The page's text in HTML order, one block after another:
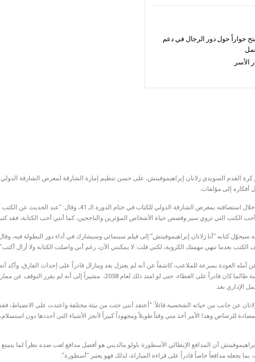
حواراً حول دور الرجال في دعم
الأسر
كرة القدم السويدي زلاتان إبراهيموفيتش، على حسن تنظيم إمارة الشارقة لمعرض الشارقة الدولي
أفكاره إلى مؤلفات.
جاء ذلك خلال استضافته بمعرض الشارقة الدولي للكتاب في
الكتب التي تروي سير وقصص حياة الأشخاص المؤثرين والناجحين، كما أنني أحب الكتابة، فقد
سيحوّل كتابه “أنا زلاتان إبراهيموفيتش” إلى فيلم سينمائي وسيشارك في أداء دور البطولة فيه،
الكتب بعدما تنهي مهمتك الكروية، لكني قلت: لا يمكنني الآن، رغم أني واصلت الكتابة ولا أزال
أمله العودة بسرعة للملاعب، كاشفاً عن أنه لم يعتزل بعد ومازال قادراً على إحداث الفارق،
بسن معينة طالما كان قادراً على العطاء، حتى لو امتد ذلك لعام
الإداري بعد.
عن جانب من حياته الشخصية قائلاً: “أعتقد أنني جئت من بيئة مختلفة واعتدت على الانضباط،
للرصاص وهذا الأمر أخذ مني وقتاً طويلاً ومجهوداً كبيراً لأنجز الأشياء التي أحددها دون
أن المدافع الإيطالي الأسطورة باولو مالديني هو أفضل مدافع لعب ضده نظراً لما يتمتع
بما يجعله مدافعاً خاصاً قادراً على قراءة المباراة، لذلك فهو يعتبر “أسطورة”.